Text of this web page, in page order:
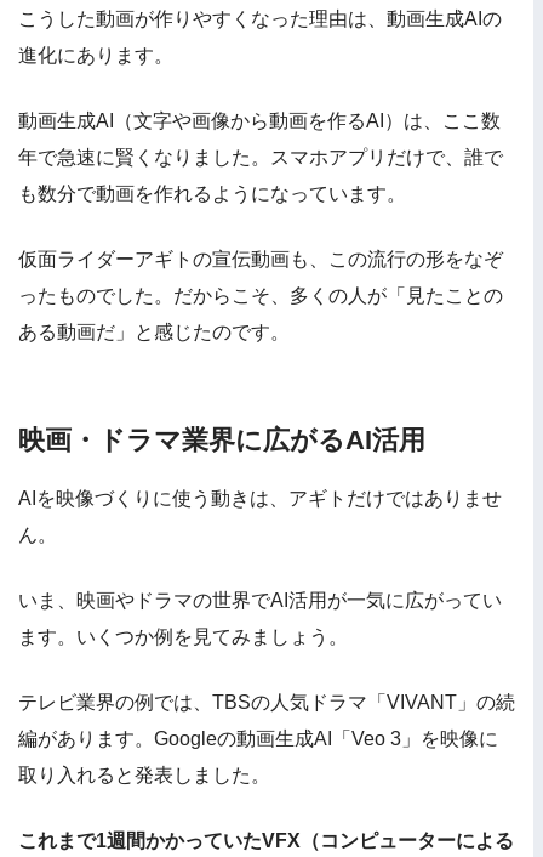
こうした動画が作りやすくなった理由は、動画生成AIの
進化にあります。
動画生成AI（文字や画像から動画を作るAI）は、ここ数
年で急速に賢くなりました。スマホアプリだけで、誰で
も数分で動画を作れるようになっています。
仮面ライダーアギトの宣伝動画も、この流行の形をなぞ
ったものでした。だからこそ、多くの人が「見たことの
ある動画だ」と感じたのです。
映画・ドラマ業界に広がるAI活用
AIを映像づくりに使う動きは、アギトだけではありませ
ん。
いま、映画やドラマの世界でAI活用が一気に広がってい
ます。いくつか例を見てみましょう。
テレビ業界の例では、TBSの人気ドラマ「VIVANT」の続
編があります。Googleの動画生成AI「Veo 3」を映像に
取り入れると発表しました。
これまで1週間かかっていたVFX（コンピューターによる